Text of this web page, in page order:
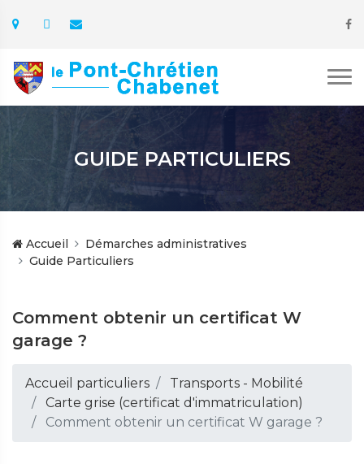
GUIDE PARTICULIERS
Accueil
Démarches administratives
Guide Particuliers
Comment obtenir un certificat W
garage ?
Accueil particuliers
Transports - Mobilité
Carte grise (certificat d'immatriculation)
Comment obtenir un certificat W garage ?